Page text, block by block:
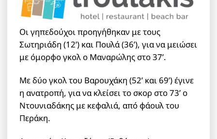
Οι γηπεδούχοι προηγήθηκαν με τους
Σωτηριάδη (12’) και Πουλά (36’), για να μειώσει
με όμορφο γκολ ο Μαναρώλης στο 37’.
Με δύο γκολ του Βαρουχάκη (52’ και 69’) έγινε
η ανατροπή, για να κλείσει το σκορ στο 73’ ο
Ντουνιαδάκης με κεφαλιά, από φάουλ του
Περάκη.